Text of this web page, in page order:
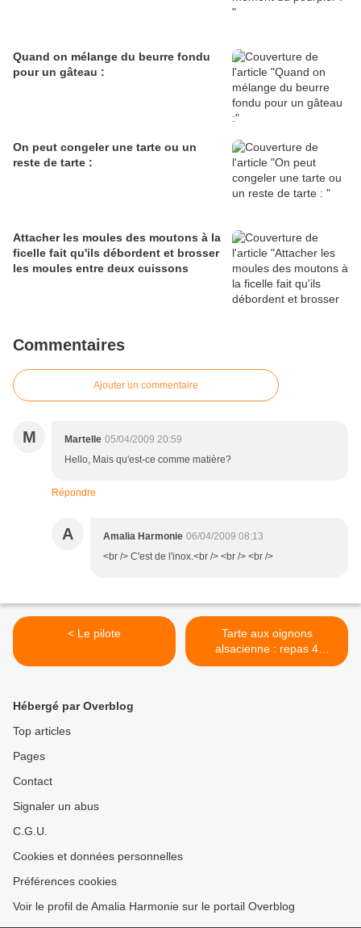
Quand on mélange du beurre fondu
pour un gâteau :
On peut congeler une tarte ou un
reste de tarte :
Attacher les moules des moutons à la
ficelle fait qu'ils débordent et brosser
les moules entre deux cuissons
Commentaires
Ajouter un commentaire
M Martelle 05/04/2009 20:59
Hello, Mais qu'est-ce comme matière?
Répondre
A Amalia Harmonie 06/04/2009 08:13
<br /> C'est de l'inox.<br /> <br /> <br />
< Le pilote
Tarte aux oignons
alsacienne : repas 4
personnes à moins de 8
Hébergé par Overblog
Top articles
Pages
Contact
Signaler un abus
C.G.U.
Cookies et données personnelles
Préférences cookies
Voir le profil de Amalia Harmonie sur le portail Overblog